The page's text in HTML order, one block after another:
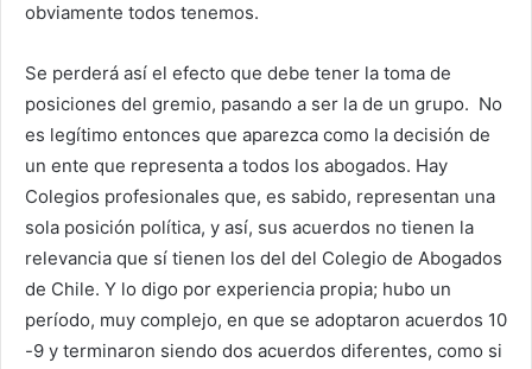
obviamente todos tenemos.
Se perderá así el efecto que debe tener la toma de
posiciones del gremio, pasando a ser la de un grupo. No
es legítimo entonces que aparezca como la decisión de
un ente que representa a todos los abogados. Hay
Colegios profesionales que, es sabido, representan una
sola posición política, y así, sus acuerdos no tienen la
relevancia que sí tienen los del del Colegio de Abogados
de Chile. Y lo digo por experiencia propia; hubo un
período, muy complejo, en que se adoptaron acuerdos 10
-9 y terminaron siendo dos acuerdos diferentes, como si